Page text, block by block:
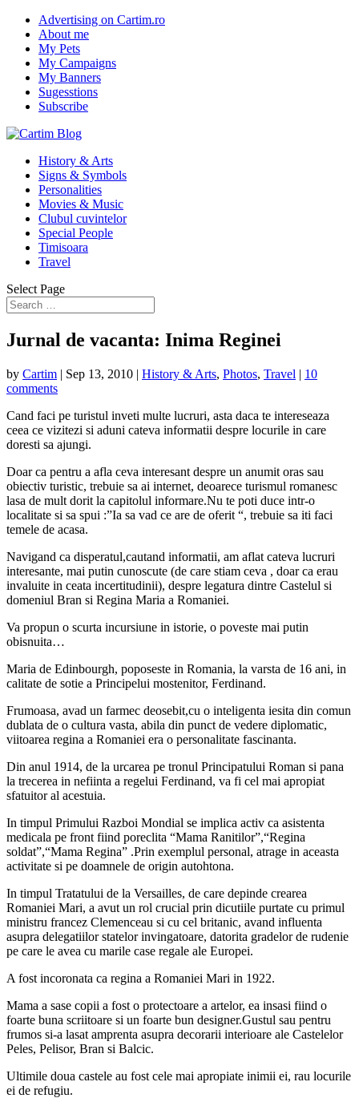
Advertising on Cartim.ro
About me
My Pets
My Campaigns
My Banners
Sugesstions
Subscribe
History & Arts
Signs & Symbols
Personalities
Movies & Music
Clubul cuvintelor
Special People
Timisoara
Travel
Select Page
Jurnal de vacanta: Inima Reginei
by Cartim | Sep 13, 2010 | History & Arts, Photos, Travel | 10
comments
Cand faci pe turistul inveti multe lucruri, asta daca te intereseaza
ceea ce vizitezi si aduni cateva informatii despre locurile in care
doresti sa ajungi.
Doar ca pentru a afla ceva interesant despre un anumit oras sau
obiectiv turistic, trebuie sa ai internet, deoarece turismul romanesc
lasa de mult dorit la capitolul informare.Nu te poti duce intr-o
localitate si sa spui :”Ia sa vad ce are de oferit “, trebuie sa iti faci
temele de acasa.
Navigand ca disperatul,cautand informatii, am aflat cateva lucruri
interesante, mai putin cunoscute (de care stiam ceva , doar ca erau
invaluite in ceata incertitudinii), despre legatura dintre Castelul si
domeniul Bran si Regina Maria a Romaniei.
Va propun o scurta incursiune in istorie, o poveste mai putin
obisnuita…
Maria de Edinbourgh, poposeste in Romania, la varsta de 16 ani, in
calitate de sotie a Principelui mostenitor, Ferdinand.
Frumoasa, avad un farmec deosebit,cu o inteligenta iesita din comun
dublata de o cultura vasta, abila din punct de vedere diplomatic,
viitoarea regina a Romaniei era o personalitate fascinanta.
Din anul 1914, de la urcarea pe tronul Principatului Roman si pana
la trecerea in nefiinta a regelui Ferdinand, va fi cel mai apropiat
sfatuitor al acestuia.
In timpul Primului Razboi Mondial se implica activ ca asistenta
medicala pe front fiind poreclita “Mama Ranitilor”,“Regina
soldat”,“Mama Regina” .Prin exemplul personal, atrage in aceasta
activitate si pe doamnele de origin autohtona.
In timpul Tratatului de la Versailles, de care depinde crearea
Romaniei Mari, a avut un rol crucial prin dicutiile purtate cu primul
ministru francez Clemenceau si cu cel britanic, avand influenta
asupra delegatiilor statelor invingatoare, datorita gradelor de rudenie
pe care le avea cu marile case regale ale Europei.
A fost incoronata ca regina a Romaniei Mari in 1922.
Mama a sase copii a fost o protectoare a artelor, ea insasi fiind o
foarte buna scriitoare si un foarte bun designer.Gustul sau pentru
frumos si-a lasat amprenta asupra decorarii interioare ale Castelelor
Peles, Pelisor, Bran si Balcic.
Ultimile doua castele au fost cele mai apropiate inimii ei, rau locurile
ei de refugiu.